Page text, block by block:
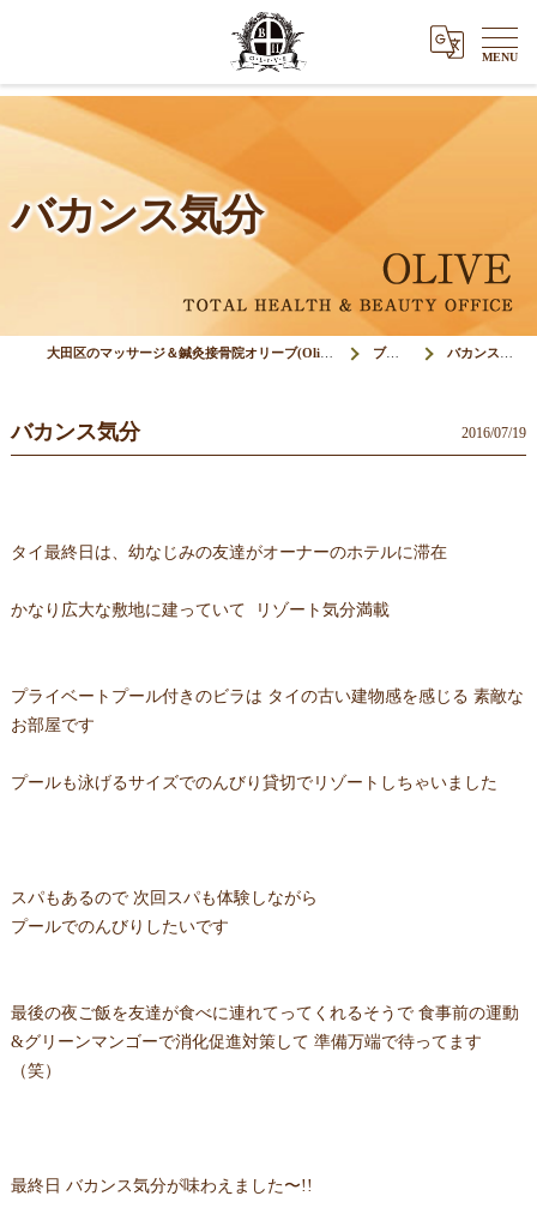
バカンス気分
大田区のマッサージ＆鍼灸接骨院オリーブ(Olive) ブログ バカンス気分
バカンス気分 2016/07/19
タイ最終日は、幼なじみの友達がオーナーのホテルに滞在
かなり広大な敷地に建っていて リゾート気分満載
プライベートプール付きのビラは タイの古い建物感を感じる 素敵な
お部屋です
プールも泳げるサイズでのんびり貸切でリゾートしちゃいました
スパもあるので 次回スパも体験しながら
プールでのんびりしたいです
最後の夜ご飯を友達が食べに連れてってくれるそうで 食事前の運動
&グリーンマンゴーで消化促進対策して 準備万端で待ってます
（笑）
最終日 バカンス気分が味わえました〜!!